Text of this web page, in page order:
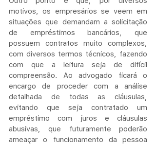
motivos, os empresários se veem em
situações que demandam a solicitação
de empréstimos bancários, que
possuem contratos muito complexos,
com diversos termos técnicos, fazendo
com que a leitura seja de difícil
compreensão. Ao advogado ficará o
encargo de proceder com a análise
detalhada de todas as cláusulas,
evitando que seja contratado um
empréstimo com juros e cláusulas
abusivas, que futuramente poderão
ameaçar o funcionamento da pessoa